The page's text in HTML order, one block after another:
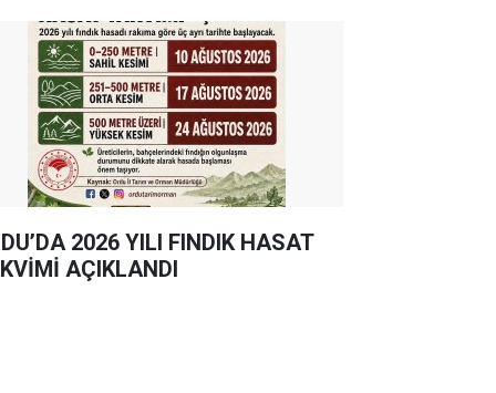
2026 YILI FINDIK HASAT
AÇIKLANDI